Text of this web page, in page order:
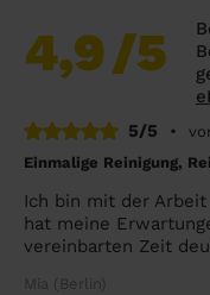
4,9/5
5/5
•
Einmalige Reinigung,
Ich bin mit der
hat meine
vereinbarten Zeit
Mia (Berlin)